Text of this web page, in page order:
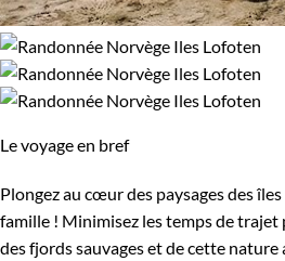
Le voyage en bref
Plongez au cœur des paysages des
famille ! Minimisez les temps de
des fjords sauvages et de cette